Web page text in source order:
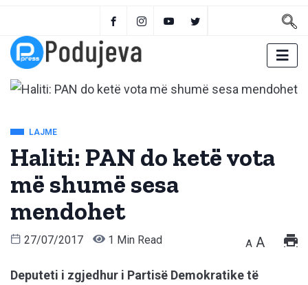
LAJME
Haliti: PAN do ketë vota
më shumë sesa
mendohet
27/07/2017 1 Min Read A A
Deputeti i zgjedhur i Partisë Demokratike të